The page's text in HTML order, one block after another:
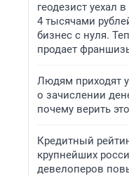
геодезист уехал
4 тысячами
бизнес с нуля.
продает
Людям приходят
о зачислении
почему верить
Кредитный
крупнейших
девелоперов